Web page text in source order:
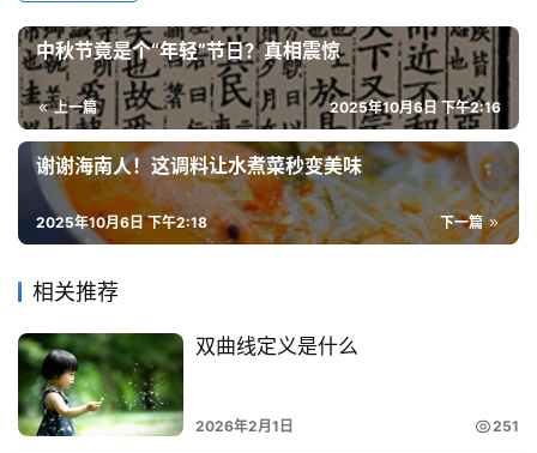
中秋节竟是个“年轻”节日？真相震惊
上一篇 2025年10月6日 下午2:16
谢谢海南人！这调料让水煮菜秒变美味
下一篇
2025年10月6日 下午2:18
相关推荐
双曲线定义是什么
2026年2月1日 251